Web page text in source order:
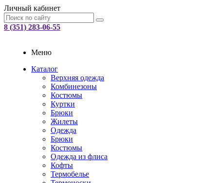
Личный кабинет
8 (351) 283-06-55
Меню
Каталог
Верхняя одежда
Комбинезоны
Костюмы
Куртки
Брюки
Жилеты
Одежда
Брюки
Костюмы
Одежда из флиса
Кофты
Термобелье